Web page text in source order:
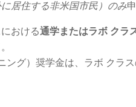
に居住する非米国市民）のみ
おける通学またはラボ クラ
ング）奨学金は、ラボ クラ